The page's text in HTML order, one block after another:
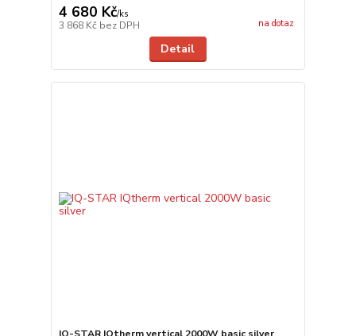
4 680 Kč/ks
3 868 Kč bez DPH na dotaz
Detail